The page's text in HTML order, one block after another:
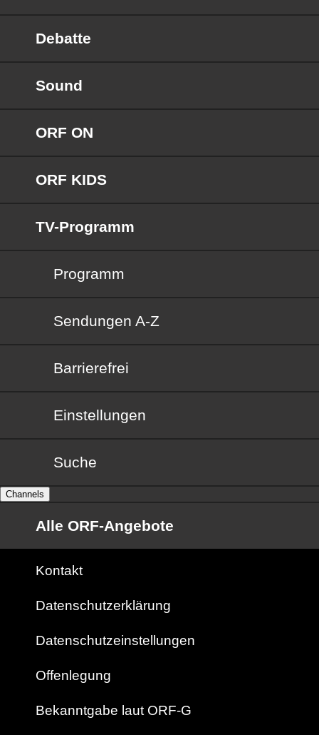
Debatte
Sound
ORF ON
ORF KIDS
TV-Programm
Programm
Sendungen von A bis Z
Sendungen A-Z
Barrierefrei
Barrierefrei
Einstellungen
Suche
Channels
Alle ORF-Angebote
Kontakt
Datenschutzerklärung
Datenschutzeinstellungen
Offenlegung
Bekanntgabe laut ORF-G